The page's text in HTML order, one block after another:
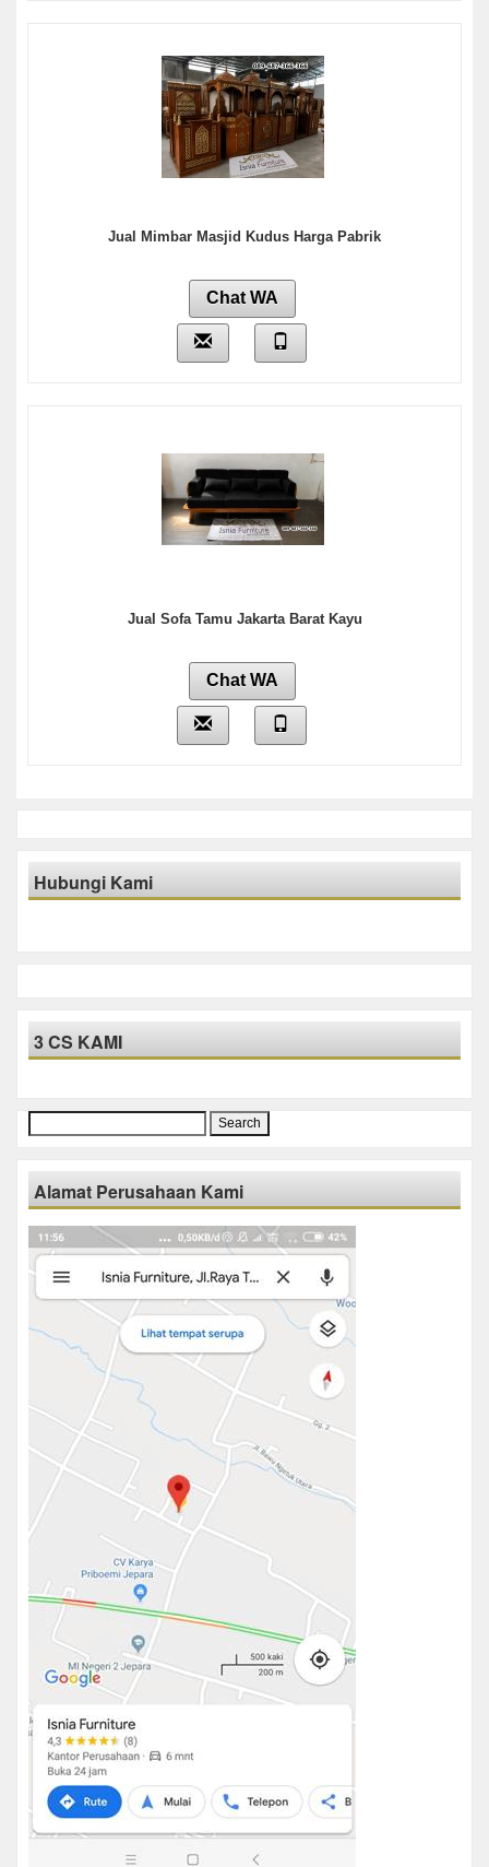
Jual Mimbar Masjid Kudus Harga Pabrik
Chat WA
Jual Sofa Tamu Jakarta Barat Kayu
Chat WA
Hubungi Kami
3 CS KAMI
for:
Alamat Perusahaan Kami